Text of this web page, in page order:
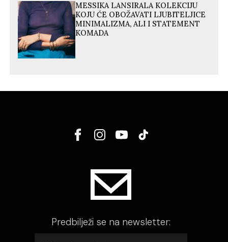
MESSIKA LANSIRALA KOLEKCIJU
KOJU ĆE OBOŽAVATI LJUBITELJICE
MINIMALIZMA, ALI I STATEMENT
KOMADA
Predbilježi se na newsletter: